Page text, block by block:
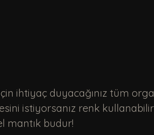
istiyorsanız renk
mantık budur!